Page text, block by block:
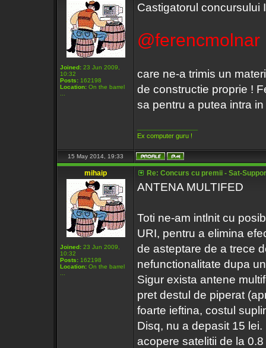
Joined: 23 Jun 2009,
10:32
Posts: 162198
Location: On the barrel
Castigatorul concursului
@ferencmolnar
care ne-a trimis un
de constructie proprie !
sa pentru a putea intra
Ex computer guru !
15 May 2014, 19:33
mihaip
Joined: 23 Jun 2009,
10:32
Posts: 162198
Location: On the barrel
Re: Concurs cu premii - Sat-
ANTENA MULTIFED
Toti ne-am intlnit cu
URI, pentru a elimina
de asteptare de a trece
nefunctionalitate dupa
Sigur exista antene
pret destul de piperat
foarte ieftina, costul
Disq, nu a depasit 15
acopere satelitii de la